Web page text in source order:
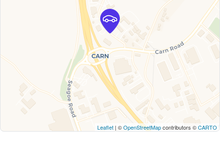
Leaflet | ©OpenStreetMapcontributors ©CARTO